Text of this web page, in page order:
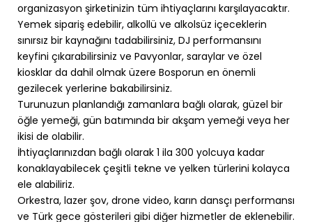
organizasyon şirketinizin tüm ihtiyaçlarını karşılayacaktır.
Yemek sipariş edebilir, alkollü ve alkolsüz içeceklerin
sınırsız bir kaynağını tadabilirsiniz, DJ performansını
keyfini çıkarabilirsiniz ve Pavyonlar, saraylar ve özel
kiosklar da dahil olmak üzere Bosporun en önemli
gezilecek yerlerine bakabilirsiniz.
Turunuzun planlandığı zamanlara bağlı olarak, güzel bir
öğle yemeği, gün batımında bir akşam yemeği veya her
ikisi de olabilir.
İhtiyaçlarınızdan bağlı olarak 1 ila 300 yolcuya kadar
konaklayabilecek çeşitli tekne ve yelken türlerini kolayca
ele alabiliriz.
Orkestra, lazer şov, drone video, karın dansçı performansı
ve Türk gece gösterileri gibi diğer hizmetler de eklenebilir.